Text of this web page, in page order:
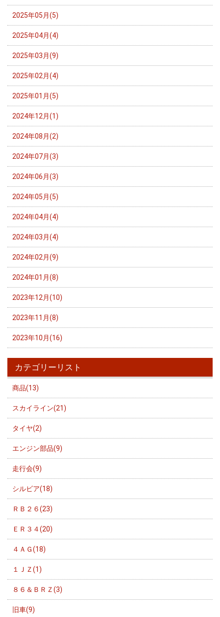
2025年05月(5)
2025年04月(4)
2025年03月(9)
2025年02月(4)
2025年01月(5)
2024年12月(1)
2024年08月(2)
2024年07月(3)
2024年06月(3)
2024年05月(5)
2024年04月(4)
2024年03月(4)
2024年02月(9)
2024年01月(8)
2023年12月(10)
2023年11月(8)
2023年10月(16)
カテゴリーリスト
商品(13)
スカイライン(21)
タイヤ(2)
エンジン部品(9)
走行会(9)
シルビア(18)
ＲＢ２６(23)
ＥＲ３４(20)
４ＡＧ(18)
１ＪＺ(1)
８６＆ＢＲＺ(3)
旧車(9)